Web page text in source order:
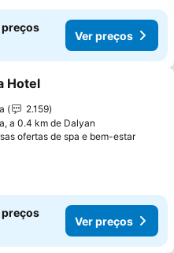
preços
Ver preços
aos favoritos
Hotel
2.159
a 0.4 km de Dalyan
ofertas de spa e bem-estarVer
preços
Ver preços